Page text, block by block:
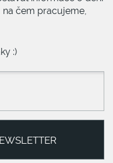
na čem pracujeme,
:)